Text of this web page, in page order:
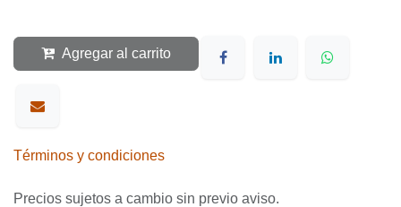
Agregar al carrito
Términos y condiciones
Precios sujetos a cambio sin previo aviso.